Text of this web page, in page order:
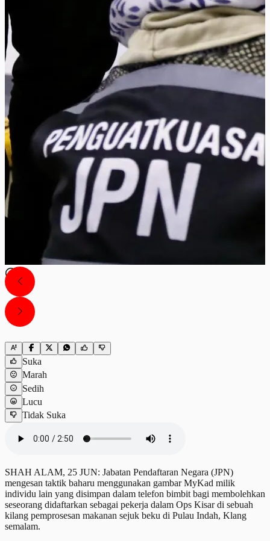
Suka
Marah
Sedih
Lucu
Tidak Suka
SHAH ALAM, 25 JUN: Jabatan Pendaftaran Negara (JPN)
mengesan taktik baharu menggunakan gambar MyKad milik
individu lain yang disimpan dalam telefon bimbit bagi membolehkan
seseorang didaftarkan sebagai pekerja dalam Ops Kisar di sebuah
kilang pemprosesan makanan sejuk beku di Pulau Indah, Klang
semalam.